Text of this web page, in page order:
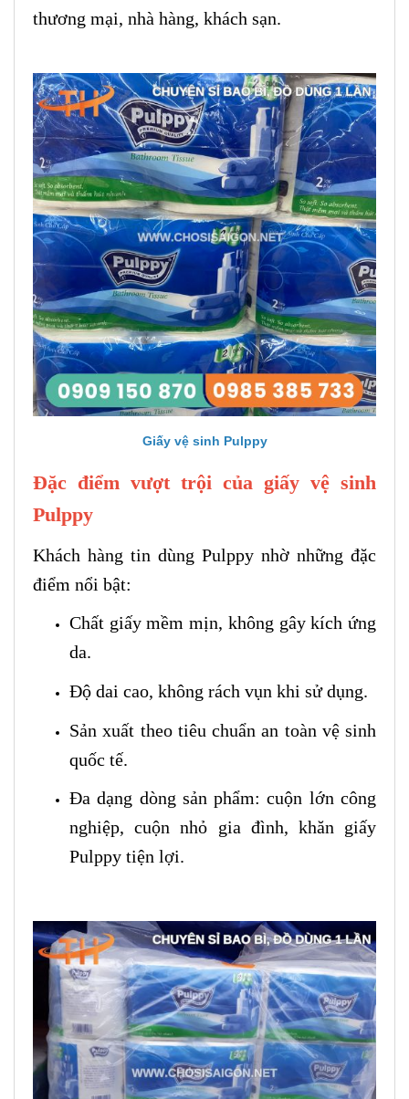
thương mại, nhà hàng, khách sạn.
Giấy vệ sinh Pulppy
Đặc điểm vượt trội của giấy vệ sinh
Pulppy
Khách hàng tin dùng Pulppy nhờ những đặc
điểm nổi bật:
Chất giấy mềm mịn, không gây kích ứng
da.
Độ dai cao, không rách vụn khi sử dụng.
Sản xuất theo tiêu chuẩn an toàn vệ sinh
quốc tế.
Đa dạng dòng sản phẩm: cuộn lớn công
nghiệp, cuộn nhỏ gia đình, khăn giấy
Pulppy tiện lợi.